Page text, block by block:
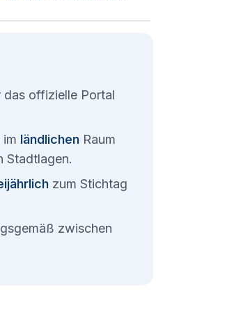
das offizielle Portal
ländlichen Raum
Stadtlagen.
zum Stichtag
zwischen